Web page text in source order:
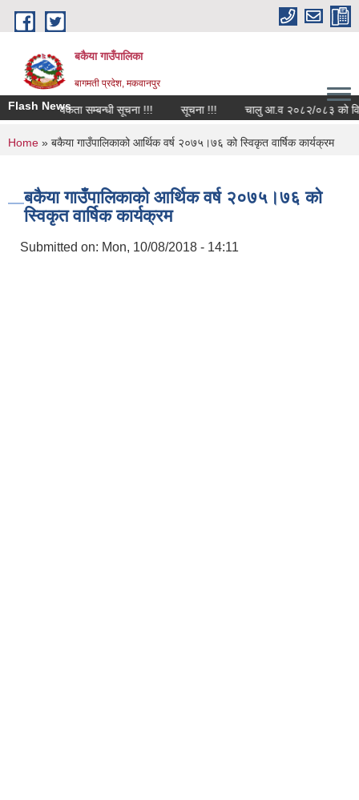
Skip to main content
बकैया गाउँपालिका
बागमती प्रदेश, मकवानपुर
Flash News
आवश्यकता सम्बन्धी सूचना !!! सूचना !!! चालु आ.व २०८२/०८३ को
You are here
Home » बकैया गाउँपालिकाको आर्थिक वर्ष २०७५।७६ को स्विकृत वार्षिक कार्यक्रम
बकैया गाउँपालिकाको आर्थिक वर्ष २०७५।७६ को
स्विकृत वार्षिक कार्यक्रम
Submitted on: Mon, 10/08/2018 - 14:11